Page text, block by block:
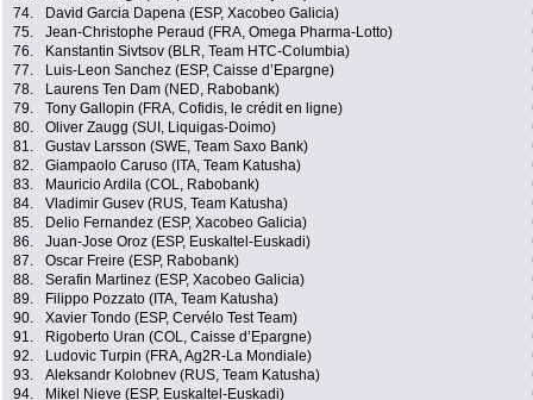
74.
David Garcia Dapena (ESP, Xacobeo Galicia)
75.
Jean-Christophe Peraud (FRA, Omega Pharma-Lotto)
76.
Kanstantin Sivtsov (BLR, Team HTC-Columbia)
77.
Luis-Leon Sanchez (ESP, Caisse d’Epargne)
78.
Laurens Ten Dam (NED, Rabobank)
79.
Tony Gallopin (FRA, Cofidis, le crédit en ligne)
80.
Oliver Zaugg (SUI, Liquigas-Doimo)
81.
Gustav Larsson (SWE, Team Saxo Bank)
82.
Giampaolo Caruso (ITA, Team Katusha)
83.
Mauricio Ardila (COL, Rabobank)
84.
Vladimir Gusev (RUS, Team Katusha)
85.
Delio Fernandez (ESP, Xacobeo Galicia)
86.
Juan-Jose Oroz (ESP, Euskaltel-Euskadi)
87.
Oscar Freire (ESP, Rabobank)
88.
Serafin Martinez (ESP, Xacobeo Galicia)
89.
Filippo Pozzato (ITA, Team Katusha)
90.
Xavier Tondo (ESP, Cervélo Test Team)
91.
Rigoberto Uran (COL, Caisse d’Epargne)
92.
Ludovic Turpin (FRA, Ag2R-La Mondiale)
93.
Aleksandr Kolobnev (RUS, Team Katusha)
94.
Mikel Nieve (ESP, Euskaltel-Euskadi)